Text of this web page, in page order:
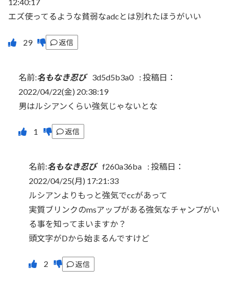
エズ使ってるような貧弱なadcとは別れたほうがいい
返信
名前:名もなき忍び 3d5d5b3a0 : 投稿日：
2022/04/22(金) 20:38:19
男はルシアンくらい強気じゃないとな
返信
名前:名もなき忍び f260a36ba : 投稿日：
2022/04/25(月) 17:21:33
ルシアンよりもっと強気でccがあって
実質ブリンクのmsアップがある強気なチャンプがい
る事を知ってまいますか？
頭文字がDから始まるんですけど
返信